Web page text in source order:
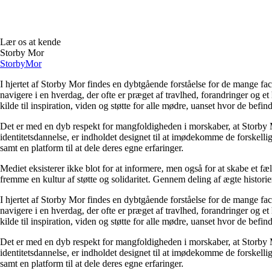
Lær os at kende
Storby Mor
StorbyMor
I hjertet af Storby Mor findes en dybtgående forståelse for de mange
navigere i en hverdag, der ofte er præget af travlhed, forandringer og
kilde til inspiration, viden og støtte for alle mødre, uanset hvor de
Det er med en dyb respekt for mangfoldigheden i morskaber, at
identitetsdannelse, er indholdet designet til at imødekomme de
samt en platform til at dele deres egne erfaringer.
Mediet eksisterer ikke blot for at informere, men også for at skabe et
fremme en kultur af støtte og solidaritet. Gennem deling af ægte
I hjertet af Storby Mor findes en dybtgående forståelse for de mange
navigere i en hverdag, der ofte er præget af travlhed, forandringer og
kilde til inspiration, viden og støtte for alle mødre, uanset hvor de
Det er med en dyb respekt for mangfoldigheden i morskaber, at
identitetsdannelse, er indholdet designet til at imødekomme de
samt en platform til at dele deres egne erfaringer.